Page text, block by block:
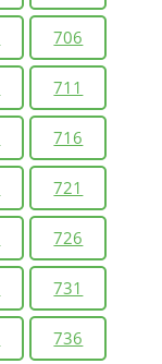
706
711
716
721
726
731
736